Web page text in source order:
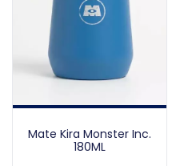
Mate Kira Monster Inc.
180ML